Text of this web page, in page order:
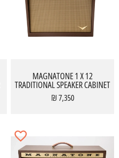
MAGNATONE 1 X 12
TRADITIONAL SPEAKER CABINET
7,350 ₪